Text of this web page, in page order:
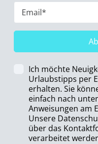
Ich möchte
Urlaubstipps per
erhalten. Sie
einfach nach
Anweisungen am
Unsere
über das
verarbeitet